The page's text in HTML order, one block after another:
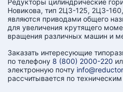
Редукторы цилиндрические
Новикова, тип 2Ц3-125, 2Ц3-
являются приводами общего
для увеличения крутящего
вращения различных машин и
Заказать интересующие
по телефону 8 (800) 2000-220
электронную почту
рассчитывается по